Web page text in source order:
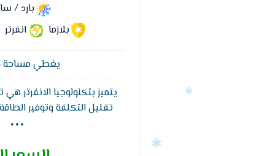
بارد /
بلازما
انفرتر
يغطي مساحة 18 متر²
يتميز بتكنولوجيا الانفرتر
تقليل التكلفة وتوفير
أوضاع التشغيل العالية...